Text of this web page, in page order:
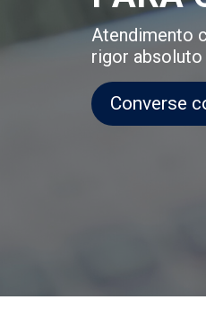
Atendimento
rigor
Converse